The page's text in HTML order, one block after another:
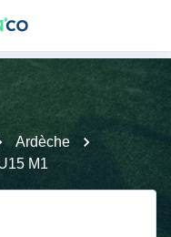
Ardèche
M1